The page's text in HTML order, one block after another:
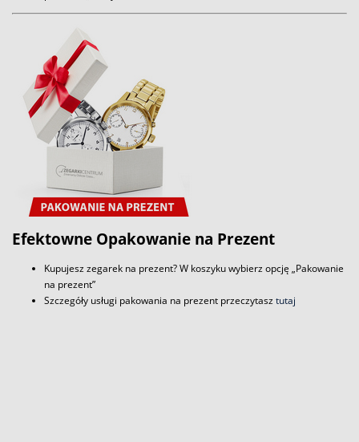
Efektowne Opakowanie na Prezent
Kupujesz zegarek na prezent? W koszyku wybierz opcję „Pakowanie
na prezent”
Szczegóły usługi pakowania na prezent przeczytasztutaj